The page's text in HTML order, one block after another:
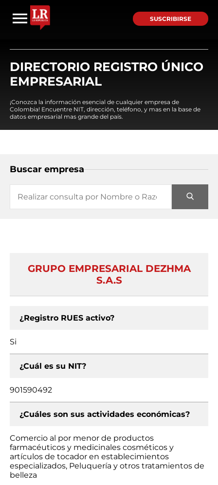
SUSCRIBIRSE
DIRECTORIO REGISTRO ÚNICO
EMPRESARIAL
¡Conozca la información esencial de cualquier empresa de
Colombia! Encuentre NIT, dirección, teléfono, y mas en la base de
datos empresarial mas grande del país.
Buscar empresa
GRUPO EMPRESARIAL DEZHMA
S.A.S
¿Registro RUES activo?
Si
¿Cuál es su NIT?
901590492
¿Cuáles son sus actividades económicas?
Comercio al por menor de productos
farmacéuticos y medicinales cosméticos y
artículos de tocador en establecimientos
especializados, Peluquería y otros tratamientos de
belleza